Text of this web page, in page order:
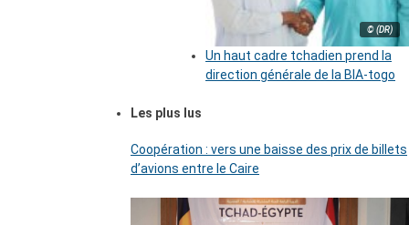
© (DR)
Un haut cadre tchadien prend la
direction générale de la BIA-togo
Les plus lus
Coopération : vers une baisse des prix de billets
d’avions entre le Caire